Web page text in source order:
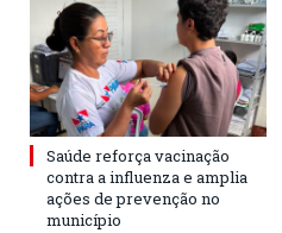
Saúde reforça vacinação
contra a influenza e amplia
ações de prevenção no
município